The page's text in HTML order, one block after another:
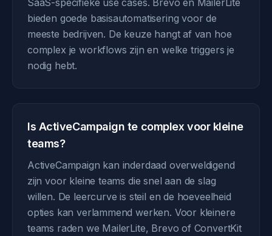
SaaS-specifieke use cases. Brevo en MailerLite
bieden goede basisautomatisering voor de
meeste bedrijven. De keuze hangt af van hoe
complex je workflows zijn en welke triggers je
nodig hebt.
Is ActiveCampaign te complex voor kleine
teams?
ActiveCampaign kan inderdaad overweldigend
zijn voor kleine teams die snel aan de slag
willen. De leercurve is steil en de hoeveelheid
opties kan verlammend werken. Voor kleinere
teams raden we MailerLite, Brevo of ConvertKit